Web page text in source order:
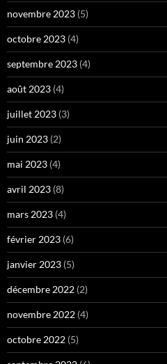
novembre 2023 (5)
octobre 2023 (4)
septembre 2023 (4)
août 2023 (4)
juillet 2023 (3)
juin 2023 (2)
mai 2023 (4)
avril 2023 (8)
mars 2023 (4)
février 2023 (6)
janvier 2023 (5)
décembre 2022 (2)
novembre 2022 (4)
octobre 2022 (5)